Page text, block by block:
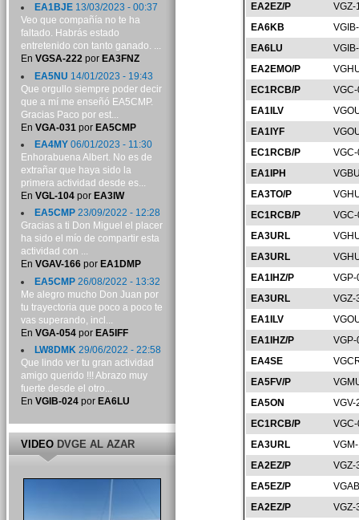
EA2EZ/P
VGZ-
EA6KB
EA6LU
EA2EMO/P
EC1RCB/P
EA1ILV
EA1IYF
EC1RCB/P
EA1IPH
EA3TO/P
EC1RCB/P
EA3URL
EA3URL
EA1IHZ/P
EA3URL
VGZ-
EA1ILV
EA1IHZ/P
EA4SE
EA5FV/P
EA5ON
VGV-
EC1RCB/P
EA3URL
EA2EZ/P
VGZ-
EA5EZ/P
EA2EZ/P
VGZ-
EA1BJE13/03/2023 - 00:37
Veo que compañía no te ha
faltado. Habrás estado
entretenido con tanto ganado. ...
En VGSA-222por EA3FNZ
EA5NU 14/01/2023 - 19:43
Que orgullo siempre poder decir
que a mí me enseñó EA5CMP.
Gracias Paco por est...
En VGA-031 por EA5CMP
EA4MY06/01/2023 - 11:30
Enhorabuena Albert. No es de
extrañar que haya sido la
primera actividad desde es...
En VGL-104por EA3IW
EA5CMP23/09/2022 - 12:28
Gracias a ti Don Miguel el placer
ha sido el mío de compartir esta
actividad con ...
En VGAV-166por EA1DMP
EA5CMP26/08/2022 - 13:32
Me alegro mucho Don Juan por
tu trayectoria que poco a poco te
vas superando, incl...
En VGA-054por EA5IFF
LW8DMK29/06/2022 - 22:58
Que lindo ver tu gran actividad
amigo querido !!! Abrazo muy
fuerte desde el otro...
En VGIB-024por EA6LU
VIDEODVGE AL AZAR